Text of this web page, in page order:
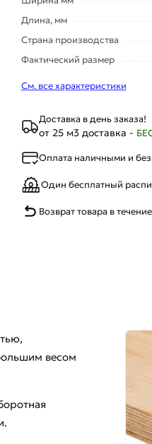
Длина, мм
Страна производства
Фактический размер
См. все характеристики
Доставка в день заказа!
от 25 м3 доставка -
Оплата наличными и
Один бесплатный
Возврат товара в
весом